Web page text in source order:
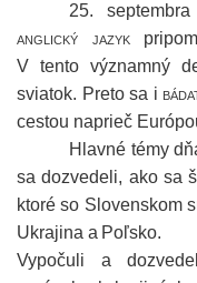
25.
anglický jazyk
V tento významný
sviatok. Preto sa i
cestou naprieč
Hlavné témy
sa dozvedeli, ako sa
ktoré so Slovenskom
Ukrajina a Poľsko.
Vypočuli a